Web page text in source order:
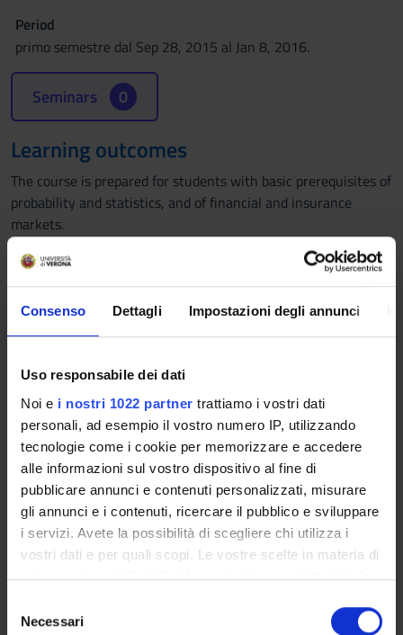
Consenso Dettagli Impostazioni degli annunci
Uso responsabile dei dati
Noi e i nostri 1022 partner trattiamo i vostri dati
personali, ad esempio il vostro numero IP, utilizzando
tecnologie come i cookie per memorizzare e accedere
alle informazioni sul vostro dispositivo al fine di
pubblicare annunci e contenuti personalizzati, misurare
gli annunci e i contenuti, ricercare il pubblico e sviluppare
i servizi. Avete la possibilità di scegliere chi utilizza i
vostri dati e per quali scopi. Le vostre scelte in materia di
privacy sono applicabili solo su questa proprietà digitale
modificare o revocare il proprio consenso in qualsiasi
Necessari
Period
primo semestre dal Sep 28, 2015 al Jan 8, 2016.
Seminars 0
Learning outcomes
The course is prepared for students with basic prerequisites of
probability and statistics, and of financial and insurance
markets.
The objective of the course is to describe the main risks which
can have an impact on the banking and insurance activity,
and to provide to the students the main mathematical and
statistical methodologis for risk evaluation and control. The
course will also introduce the guidelines of the regulatory
Program
1. Interest rate risk
a. The repricing gap model
b. Duration and convexity
c. Cash-flow mapping
d. Liquidity risk
2. Market risk
a. Parametric VaR
b. Methods for volatility estimation
historical simulations